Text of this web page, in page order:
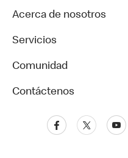
Acerca de nosotros
Servicios
Comunidad
Contáctenos